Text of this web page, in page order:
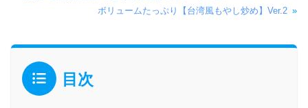
ボリュームたっぷり【台湾風もやし炒め】Ver.2 »
目次